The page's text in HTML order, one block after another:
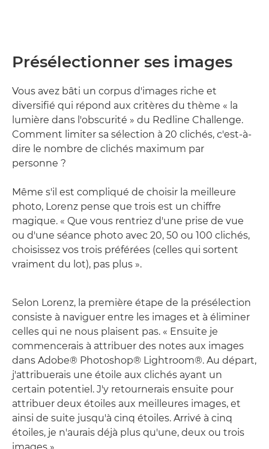
Présélectionner ses images
Vous avez bâti un corpus d'images riche et
diversifié qui répond aux critères du thème « la
lumière dans l'obscurité » du Redline Challenge.
Comment limiter sa sélection à 20 clichés, c'est-à-
dire le nombre de clichés maximum par
personne ?
Même s'il est compliqué de choisir la meilleure
photo, Lorenz pense que trois est un chiffre
magique. « Que vous rentriez d'une prise de vue
ou d'une séance photo avec 20, 50 ou 100 clichés,
choisissez vos trois préférées (celles qui sortent
vraiment du lot), pas plus ».
Selon Lorenz, la première étape de la présélection
consiste à naviguer entre les images et à éliminer
celles qui ne nous plaisent pas. « Ensuite je
commencerais à attribuer des notes aux images
dans Adobe® Photoshop® Lightroom®. Au départ,
j'attribuerais une étoile aux clichés ayant un
certain potentiel. J'y retournerais ensuite pour
attribuer deux étoiles aux meilleures images, et
ainsi de suite jusqu'à cinq étoiles. Arrivé à cinq
étoiles, je n'aurais déjà plus qu'une, deux ou trois
images ».